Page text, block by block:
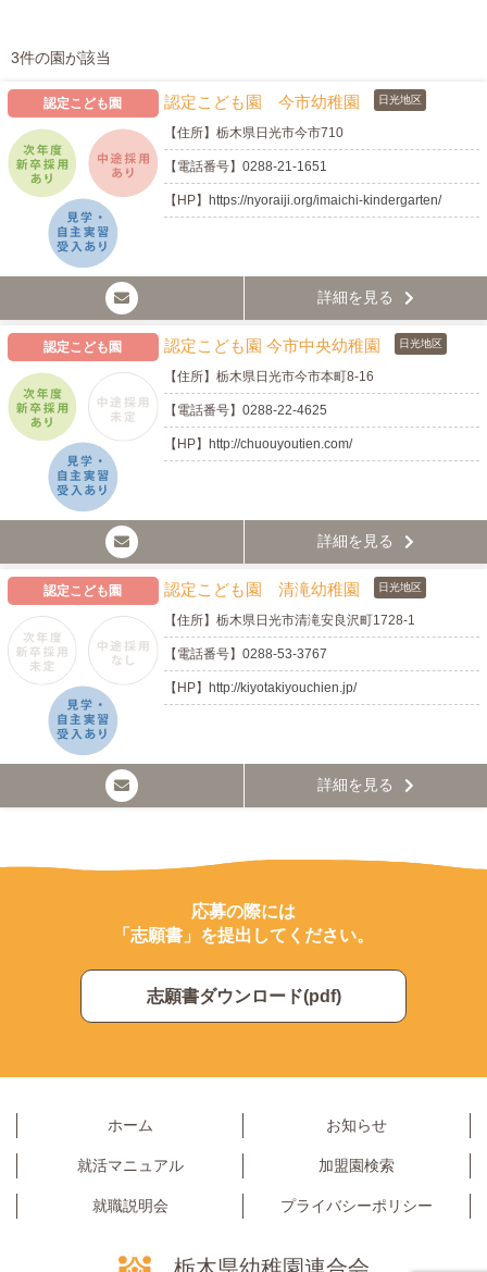
3件の園が該当
認定こども園 認定こども園 今市幼稚園 日光地区
【住所】 栃木県日光市今市710
【電話番号】 0288-21-1651
【HP】 https://nyoraiji.org/imaichi-kindergarten/
詳細を見る
認定こども園 認定こども園 今市中央幼稚園 日光地区
【住所】 栃木県日光市今市本町8-16
【電話番号】 0288-22-4625
【HP】 http://chuouyoutien.com/
詳細を見る
認定こども園 認定こども園 清滝幼稚園 日光地区
【住所】 栃木県日光市清滝安良沢町1728-1
【電話番号】 0288-53-3767
【HP】 http://kiyotakiyouchien.jp/
詳細を見る
応募の際には
「志願書」を提出してください。
志願書ダウンロード(pdf)
ホーム お知らせ
就活マニュアル 加盟園検索
就職説明会 プライバシーポリシー